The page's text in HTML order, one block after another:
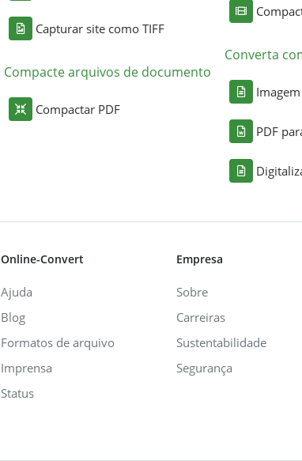
Capturar site como TIFF
Compacte arquivos de documento
Compactar PDF
Converta
PDF
Online-Convert
Ajuda
Blog
Formatos de arquivo
Imprensa
Status
Empresa
Sobre
Carreiras
Sustentabilidade
Segurança